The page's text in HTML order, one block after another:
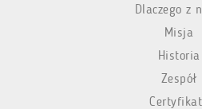
Dlaczego z
Misja
Historia
Zespół